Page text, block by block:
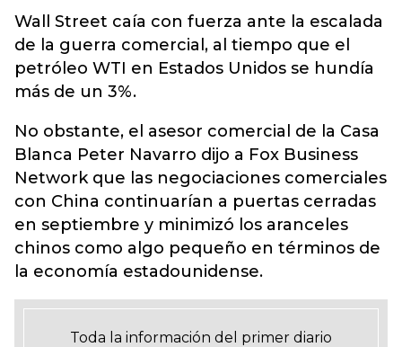
Wall Street caía con fuerza ante la escalada
de la guerra comercial, al tiempo que el
petróleo WTI en Estados Unidos se hundía
más de un 3%.
No obstante, el asesor comercial de la Casa
Blanca Peter Navarro dijo a Fox Business
Network que las negociaciones comerciales
con China continuarían a puertas cerradas
en septiembre y minimizó los aranceles
chinos como algo pequeño en términos de
la economía estadounidense.
Toda la información del primer diario